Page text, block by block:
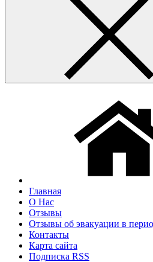
Главная
О Нас
Отзывы
Отзывы об эвакуации в
Контакты
Карта сайта
Подписка RSS